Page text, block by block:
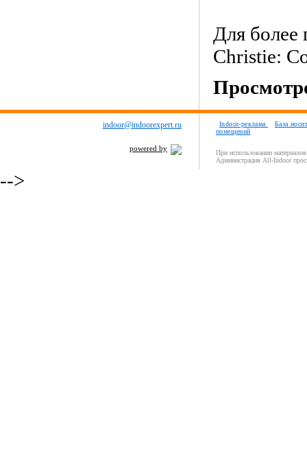
Для
Christie:
indoor@indoorexpert.ru
powered by
Indoor-реклама
База
помещений
При использовании
Администрация All-Indoor
-->